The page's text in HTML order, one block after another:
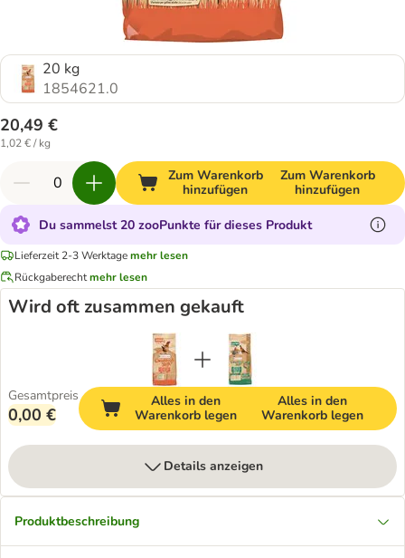
20 kg
1854621.0
20,49 €
1,02 € / kg
Zum Warenkorb
hinzufügen
Zum Warenkorb
hinzufügen
Du sammelst 20 zooPunkte für dieses Produkt
Lieferzeit 2-3 Werktagemehr lesen
Rückgaberechtmehr lesen
Wird oft zusammen gekauft
Gesamtpreis
0,00 €
Alles in den
Warenkorb legen
Alles in den
Warenkorb legen
Details anzeigen
Produktbeschreibung